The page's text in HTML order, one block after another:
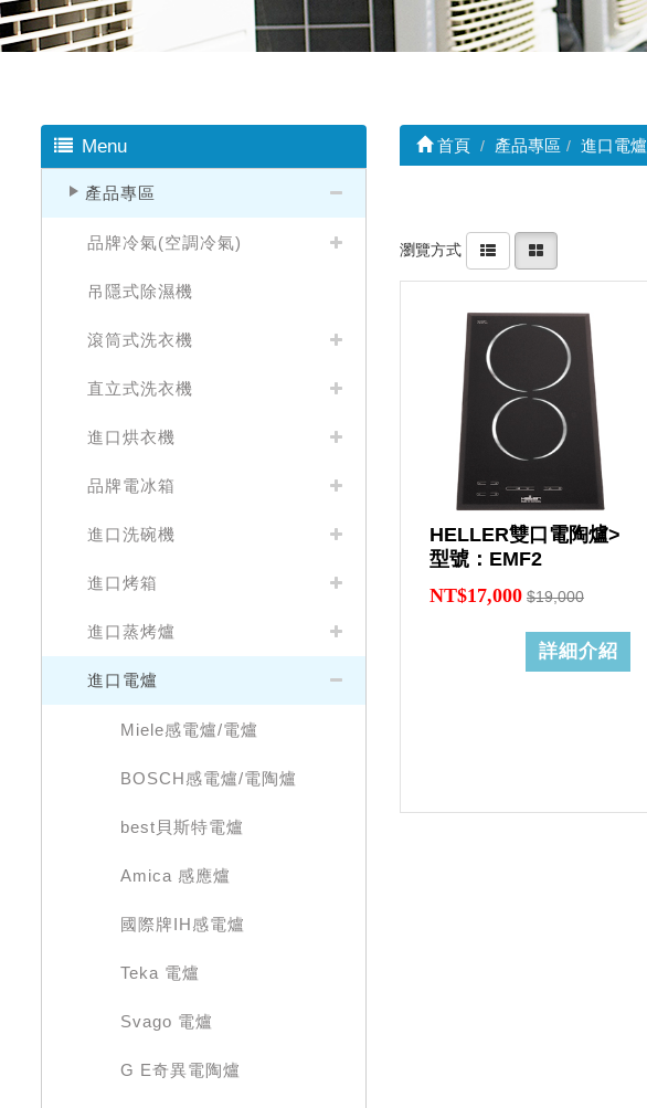
Menu
產品專區
品牌冷氣(空調冷氣)
吊隱式除濕機
滾筒式洗衣機
直立式洗衣機
進口烘衣機
品牌電冰箱
進口洗碗機
進口烤箱
進口蒸烤爐
進口電爐
Miele感電爐/電爐
BOSCH感電爐/電陶爐
best貝斯特電爐
Amica 感應爐
國際牌IH感電爐
Teka 電爐
Svago 電爐
G E奇異電陶爐
首頁 產品專區 進口電爐
瀏覽方式
HELLER雙口電陶爐>
型號：EMF2
NT$17,000 $19,000
詳細介紹